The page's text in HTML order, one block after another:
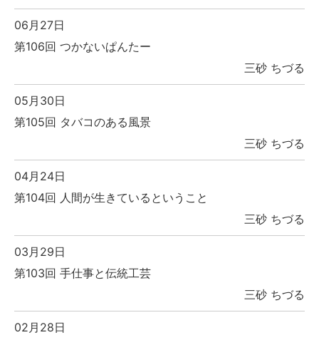
06月27日
第106回 つかないぱんたー
三砂 ちづる
05月30日
第105回 タバコのある風景
三砂 ちづる
04月24日
第104回 人間が生きているということ
三砂 ちづる
03月29日
第103回 手仕事と伝統工芸
三砂 ちづる
02月28日